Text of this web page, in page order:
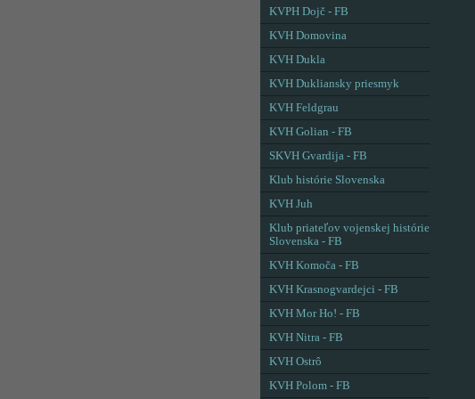
KVPH Dojč - FB
KVH Domovina
KVH Dukla
KVH Dukliansky priesmyk
KVH Feldgrau
KVH Golian - FB
SKVH Gvardija - FB
Klub histórie Slovenska
KVH Juh
Klub priateľov vojenskej histórie
Slovenska - FB
KVH Komoča - FB
KVH Krasnogvardejci - FB
KVH Mor Ho! - FB
KVH Nitra - FB
KVH Ostrô
KVH Polom - FB